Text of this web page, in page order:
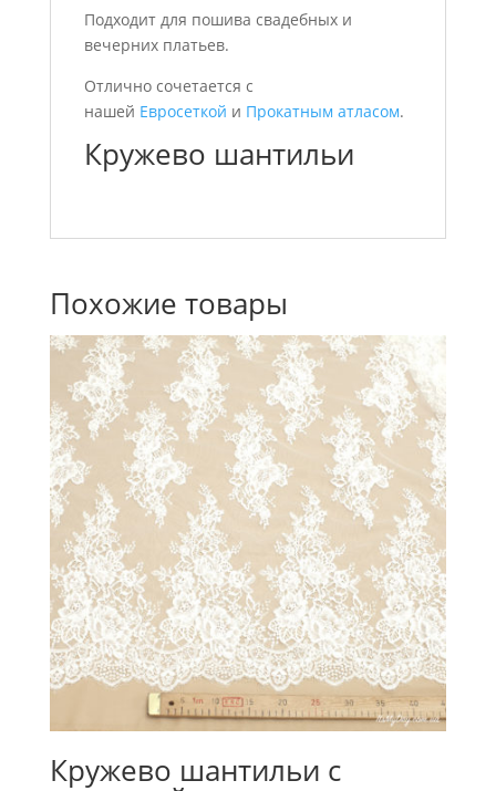
Подходит для пошива свадебных и
вечерних платьев.
Отлично сочетается с
нашей Евросеткой и Прокатным атласом.
Кружево шантильи
Похожие товары
Кружево шантильи с